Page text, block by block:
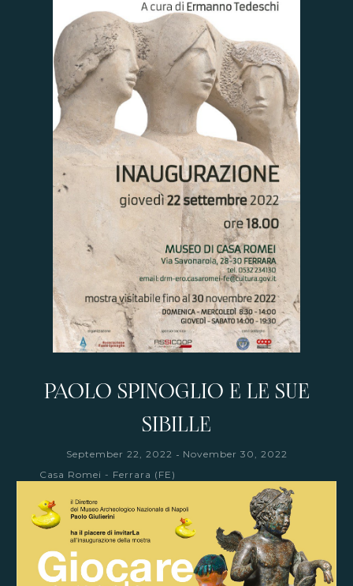
PAOLO SPINOGLIO E LE SUE
SIBILLE
September 22, 2022 - November 30, 2022
Casa Romei - Ferrara (FE)